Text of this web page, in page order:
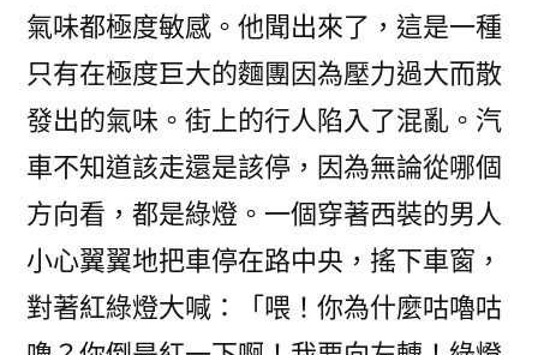
氣味都極度敏感。他聞出來了，這是一種
只有在極度巨大的麵團因為壓力過大而散
發出的氣味。街上的行人陷入了混亂。汽
車不知道該走還是該停，因為無論從哪個
方向看，都是綠燈。一個穿著西裝的男人
小心翼翼地把車停在路中央，搖下車窗，
對著紅綠燈大喊：「喂！你為什麼咕嚕咕